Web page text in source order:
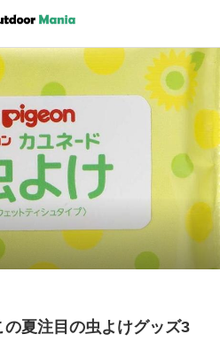
夏注目の虫よけグッズ3